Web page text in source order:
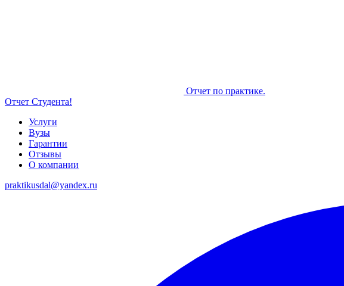
Отчет по практике.
Отчет Студента!
Услуги
Вузы
Гарантии
Отзывы
О компании
praktikusdal@yandex.ru